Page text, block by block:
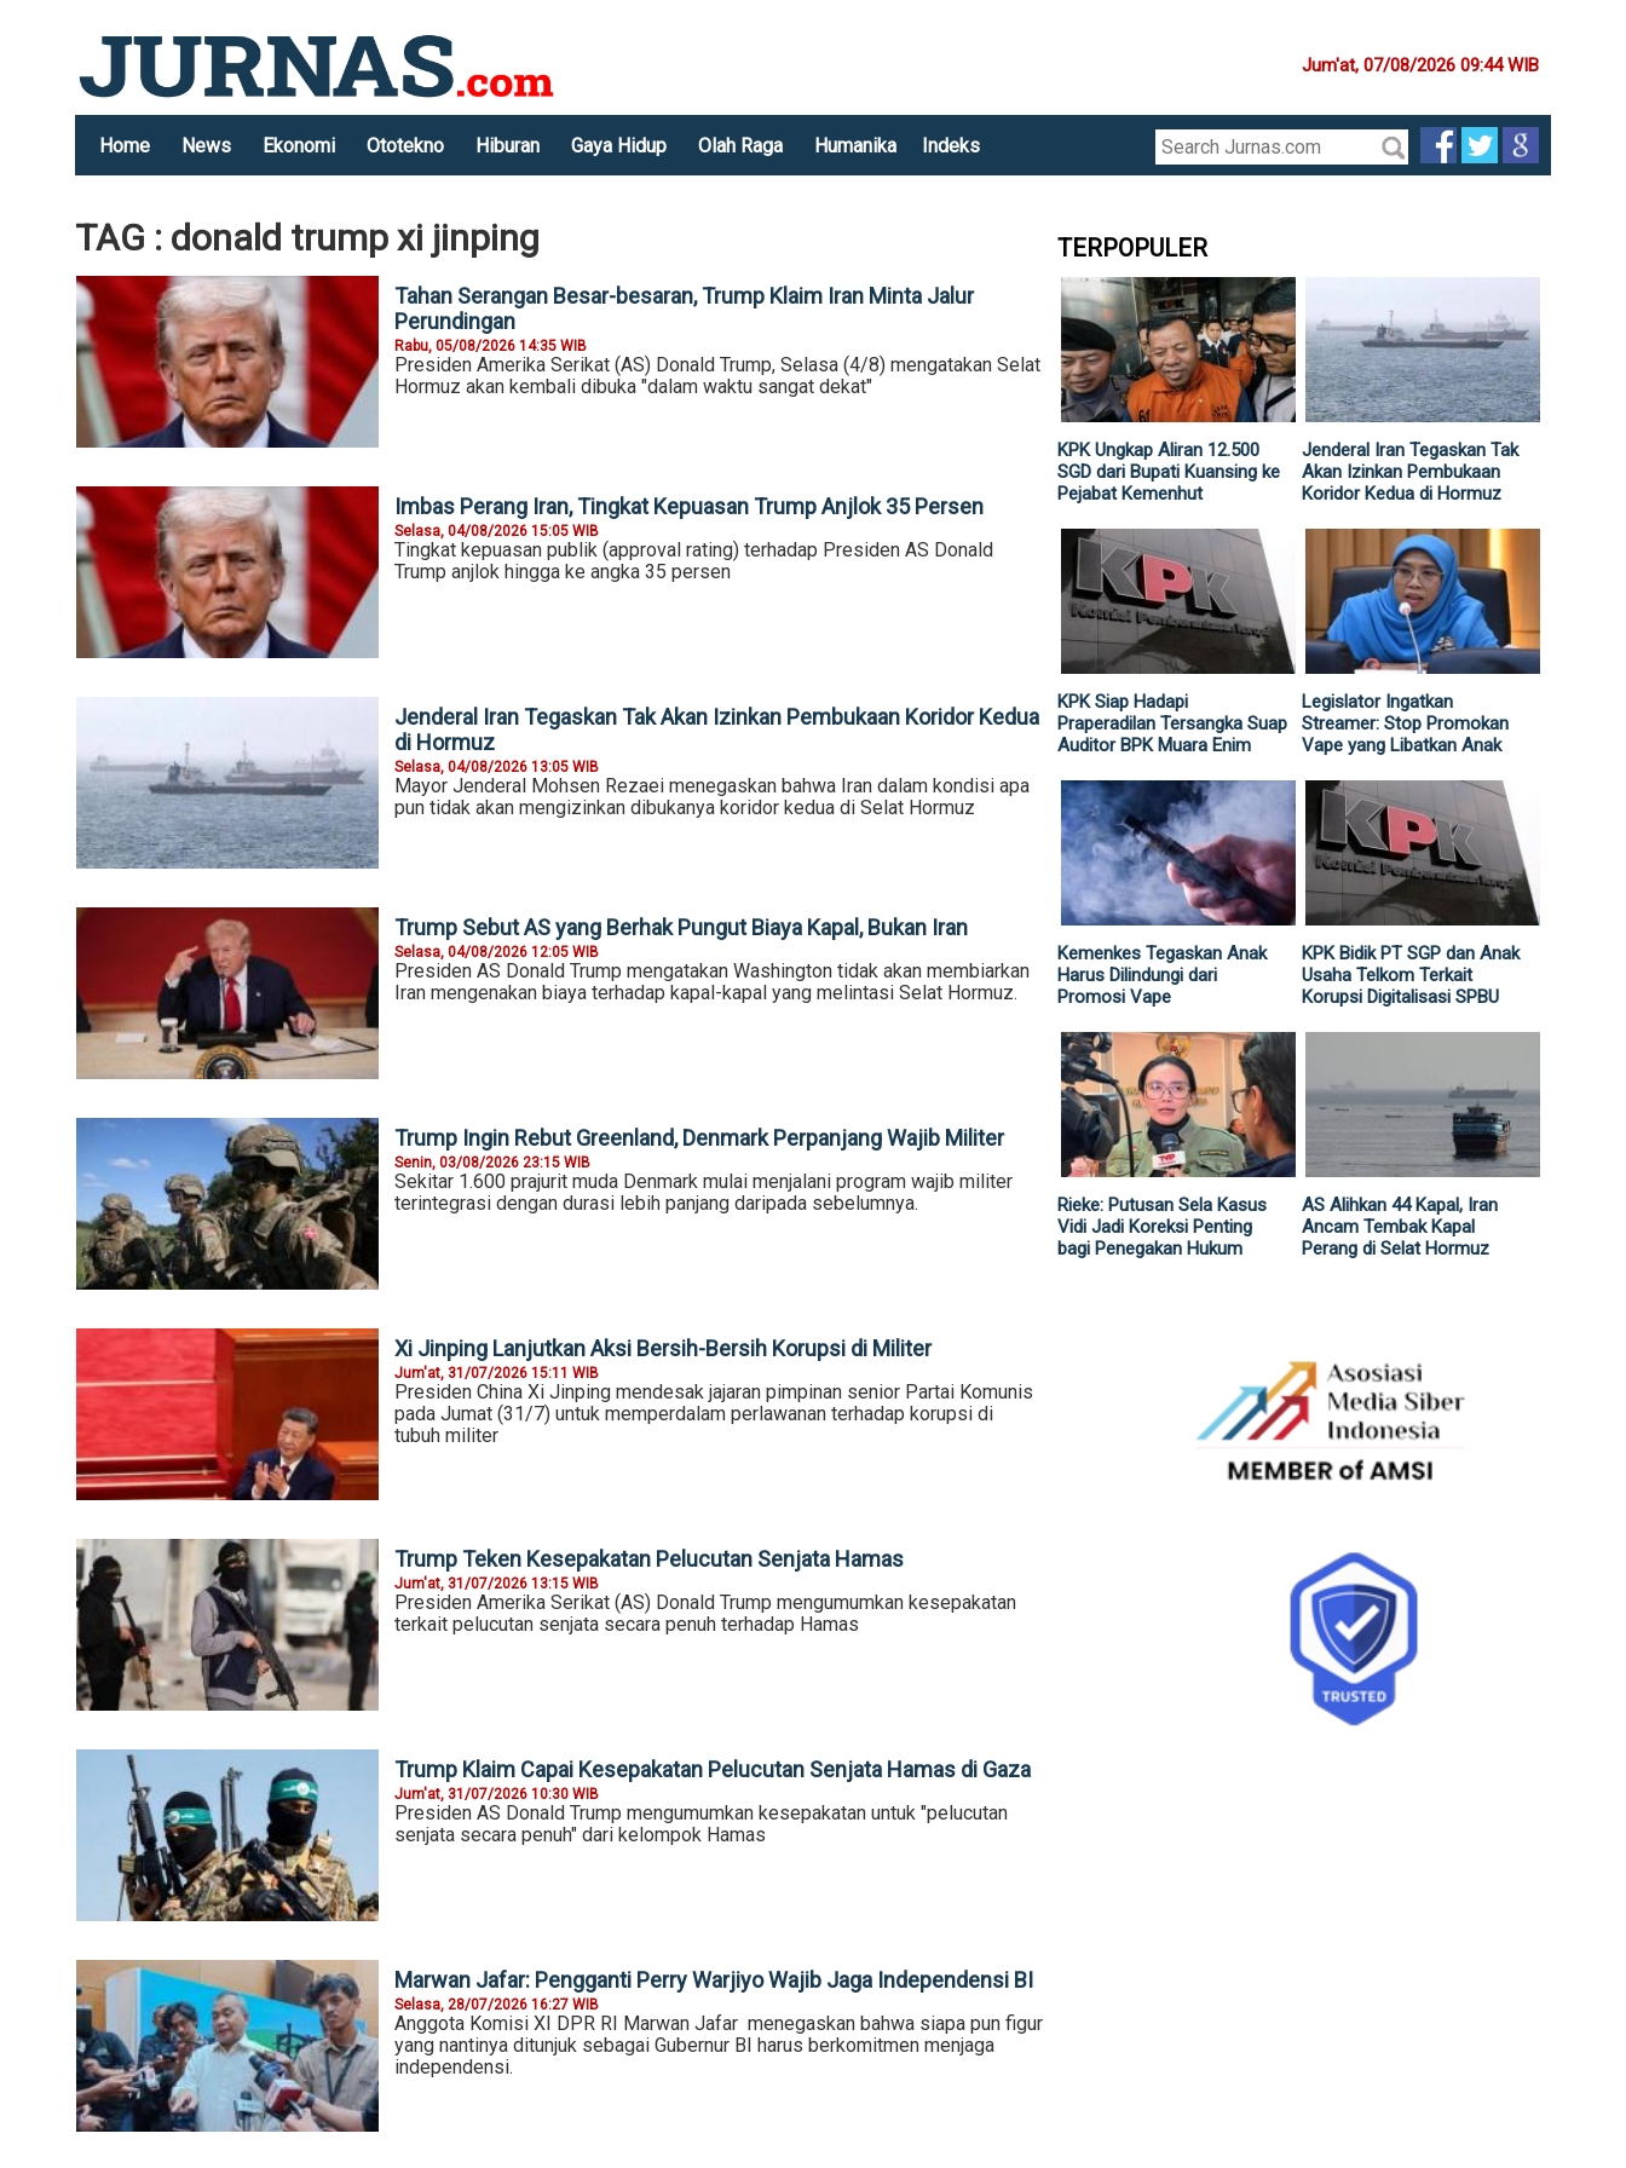
Jum'at, 07/08/2026 09:44 WIB
Home News Ekonomi Ototekno Hiburan Gaya Hidup Olah Raga Humanika Indeks
TAG : donald trump xi jinping
Tahan Serangan Besar-besaran, Trump Klaim Iran Minta Jalur
Perundingan
Rabu, 05/08/2026 14:35 WIB
Presiden Amerika Serikat (AS) Donald Trump, Selasa (4/8) mengatakan Selat
Hormuz akan kembali dibuka "dalam waktu sangat dekat"
Imbas Perang Iran, Tingkat Kepuasan Trump Anjlok 35 Persen
Selasa, 04/08/2026 15:05 WIB
Tingkat kepuasan publik (approval rating) terhadap Presiden AS Donald
Trump anjlok hingga ke angka 35 persen
Jenderal Iran Tegaskan Tak Akan Izinkan Pembukaan Koridor Kedua
di Hormuz
Selasa, 04/08/2026 13:05 WIB
Mayor Jenderal Mohsen Rezaei menegaskan bahwa Iran dalam kondisi apa
pun tidak akan mengizinkan dibukanya koridor kedua di Selat Hormuz
Trump Sebut AS yang Berhak Pungut Biaya Kapal, Bukan Iran
Selasa, 04/08/2026 12:05 WIB
Presiden AS Donald Trump mengatakan Washington tidak akan membiarkan
Iran mengenakan biaya terhadap kapal-kapal yang melintasi Selat Hormuz.
Trump Ingin Rebut Greenland, Denmark Perpanjang Wajib Militer
Senin, 03/08/2026 23:15 WIB
Sekitar 1.600 prajurit muda Denmark mulai menjalani program wajib militer
terintegrasi dengan durasi lebih panjang daripada sebelumnya.
Xi Jinping Lanjutkan Aksi Bersih-Bersih Korupsi di Militer
Jum'at, 31/07/2026 15:11 WIB
Presiden China Xi Jinping mendesak jajaran pimpinan senior Partai Komunis
pada Jumat (31/7) untuk memperdalam perlawanan terhadap korupsi di
tubuh militer
Trump Teken Kesepakatan Pelucutan Senjata Hamas
Jum'at, 31/07/2026 13:15 WIB
Presiden Amerika Serikat (AS) Donald Trump mengumumkan kesepakatan
terkait pelucutan senjata secara penuh terhadap Hamas
Trump Klaim Capai Kesepakatan Pelucutan Senjata Hamas di Gaza
Jum'at, 31/07/2026 10:30 WIB
Presiden AS Donald Trump mengumumkan kesepakatan untuk "pelucutan
senjata secara penuh" dari kelompok Hamas
Marwan Jafar: Pengganti Perry Warjiyo Wajib Jaga Independensi BI
Selasa, 28/07/2026 16:27 WIB
Anggota Komisi XI DPR RI Marwan Jafar menegaskan bahwa siapa pun figur
yang nantinya ditunjuk sebagai Gubernur BI harus berkomitmen menjaga
independensi.
TERPOPULER
KPK Ungkap Aliran 12.500
SGD dari Bupati Kuansing ke
Pejabat Kemenhut
Jenderal Iran Tegaskan Tak
Akan Izinkan Pembukaan
Koridor Kedua di Hormuz
KPK Siap Hadapi
Praperadilan Tersangka Suap
Auditor BPK Muara Enim
Legislator Ingatkan
Streamer: Stop Promokan
Vape yang Libatkan Anak
Kemenkes Tegaskan Anak
Harus Dilindungi dari
Promosi Vape
KPK Bidik PT SGP dan Anak
Usaha Telkom Terkait
Korupsi Digitalisasi SPBU
Rieke: Putusan Sela Kasus
Vidi Jadi Koreksi Penting
bagi Penegakan Hukum
AS Alihkan 44 Kapal, Iran
Ancam Tembak Kapal
Perang di Selat Hormuz